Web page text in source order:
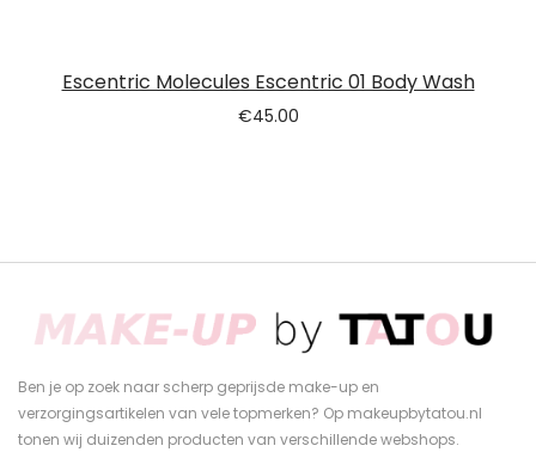
Escentric Molecules Escentric 01 Body Wash
€45.00
Ben je op zoek naar scherp geprijsde make-up en
verzorgingsartikelen van vele topmerken? Op makeupbytatou.nl
tonen wij duizenden producten van verschillende webshops.